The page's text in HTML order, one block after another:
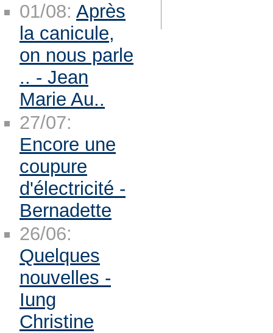
01/08: Après
la canicule,
on nous parle
.. - Jean
Marie Au..
27/07:
Encore une
coupure
d'électricité -
Bernadette
26/06:
Quelques
nouvelles -
Iung
Christine